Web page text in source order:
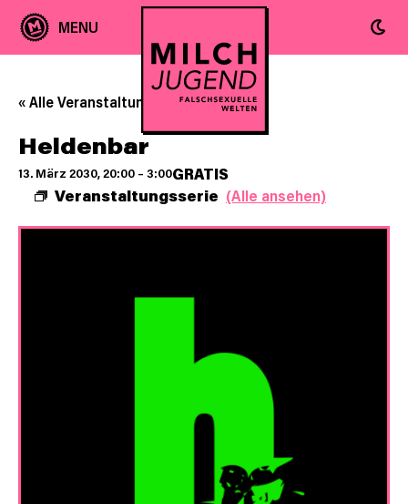
« Alle Veranstaltungen
Heldenbar
13. März 2030, 20:00 – 3:00
Veranstaltungsserie (Alle ansehen)
GRATIS